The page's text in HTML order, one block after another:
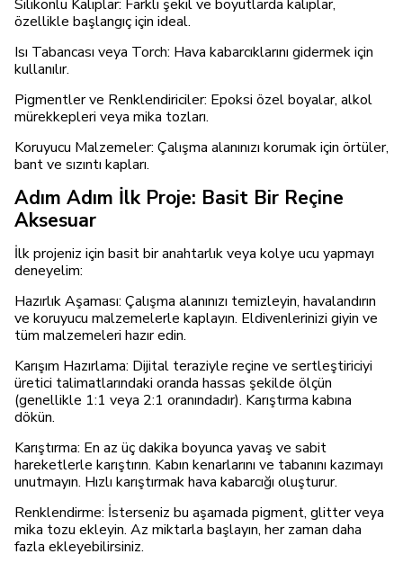
Silikonlu Kalıplar: Farklı şekil ve boyutlarda kalıplar,
özellikle başlangıç için ideal.
Isı Tabancası veya Torch: Hava kabarcıklarını gidermek için
kullanılır.
Pigmentler ve Renklendiriciler: Epoksi özel boyalar, alkol
mürekkepleri veya mika tozları.
Koruyucu Malzemeler: Çalışma alanınızı korumak için örtüler,
bant ve sızıntı kapları.
Adım Adım İlk Proje: Basit Bir Reçine
Aksesuar
İlk projeniz için basit bir anahtarlık veya kolye ucu yapmayı
deneyelim:
Hazırlık Aşaması: Çalışma alanınızı temizleyin, havalandırın
ve koruyucu malzemelerle kaplayın. Eldivenlerinizi giyin ve
tüm malzemeleri hazır edin.
Karışım Hazırlama: Dijital teraziyle reçine ve sertleştiriciyi
üretici talimatlarındaki oranda hassas şekilde ölçün
(genellikle 1:1 veya 2:1 oranındadır). Karıştırma kabına
dökün.
Karıştırma: En az üç dakika boyunca yavaş ve sabit
hareketlerle karıştırın. Kabın kenarlarını ve tabanını kazımayı
unutmayın. Hızlı karıştırmak hava kabarcığı oluşturur.
Renklendirme: İsterseniz bu aşamada pigment, glitter veya
mika tozu ekleyin. Az miktarla başlayın, her zaman daha
fazla ekleyebilirsiniz.